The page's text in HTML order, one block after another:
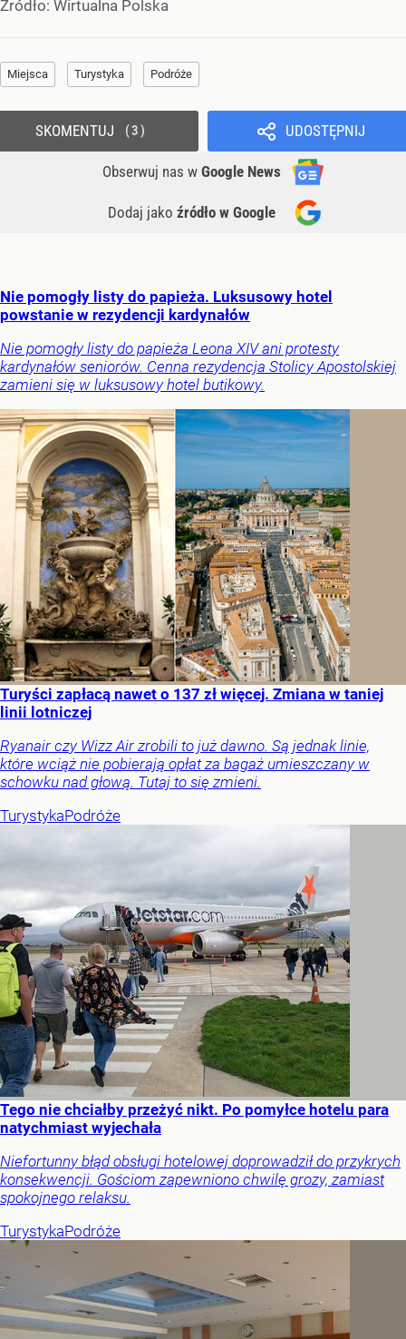
Źródło: Wirtualna Polska
Miejsca Turystyka Podróże
UDOSTĘPNIJ
Obserwuj nas w Google News
Dodaj jako źródło w Google
SKOMENTUJ 3
Nie pomogły listy do papieża. Luksusowy hotel
powstanie w rezydencji kardynałów
Nie pomogły listy do papieża Leona XIV ani protesty
kardynałów seniorów. Cenna rezydencja Stolicy Apostolskiej
zamieni się w luksusowy hotel butikowy.
Turyści zapłacą nawet o 137 zł więcej. Zmiana w taniej
linii lotniczej
Ryanair czy Wizz Air zrobili to już dawno. Są jednak linie,
które wciąż nie pobierają opłat za bagaż umieszczany w
schowku nad głową. Tutaj to się zmieni.
TurystykaPodróże
Tego nie chciałby przeżyć nikt. Po pomyłce hotelu para
natychmiast wyjechała
Niefortunny błąd obsługi hotelowej doprowadził do przykrych
konsekwencji. Gościom zapewniono chwilę grozy, zamiast
spokojnego relaksu.
TurystykaPodróże